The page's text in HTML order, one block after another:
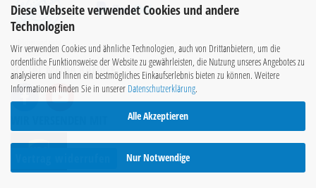
Diese Webseite verwendet Cookies und andere
Technologien
Wir verwenden Cookies und ähnliche Technologien, auch von Drittanbietern, um die
ordentliche Funktionsweise der Website zu gewährleisten, die Nutzung unseres Angebotes zu
analysieren und Ihnen ein bestmögliches Einkaufserlebnis bieten zu können. Weitere
Informationen finden Sie in unserer Datenschutzerklärung.
Alle Akzeptieren
Nur Notwendige
Bücher sind nicht
rabattierbar!
SOCIAL MEDIA KANÄLE